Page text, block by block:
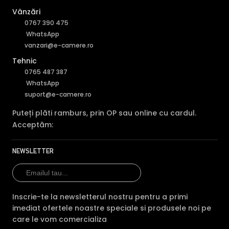
Codare folosind Inteligenta Artificiala
Codarea AI (AI Coding) optimizeaza atat latimea de
Vânzări
0767 390 475
WhatsApp
vanzari@e-camere.ro
Tehnic
0765 487 387
WhatsApp
suport@e-camere.ro
Puteți plăti ramburs, prin OP sau online cu cardul.
Acceptăm:
NEWSLETTER
Inscrie-te la newsletterul nostru pentru a primi
imediat ofertele noastre speciale si produsele noi pe
care le vom comercializa